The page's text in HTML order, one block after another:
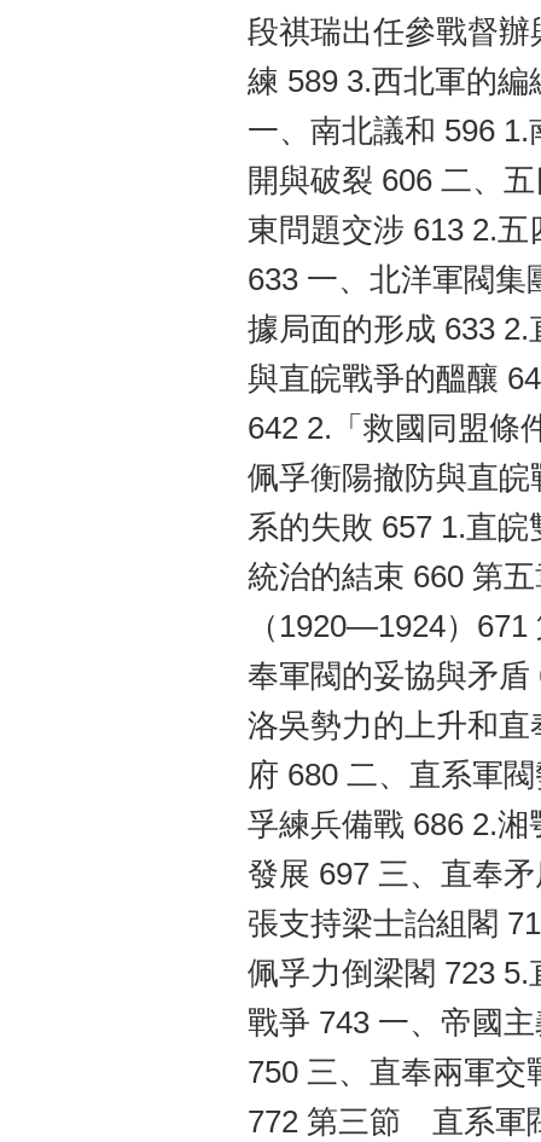
段祺瑞出任參戰督
練 589 3.西北軍的
一、南北議和 596
開與破裂 606 二、
東問題交涉 613 2.
633 一、北洋軍閥集
據局面的形成 633
與直皖戰爭的醞釀
642 2.「救國同盟條
佩孚衡陽撤防與直
系的失敗 657 1.直
統治的結束 660 第
（1920—1924）
奉軍閥的妥協與矛盾
洛吳勢力的上升和
府 680 二、直系軍
孚練兵備戰 686 2.
發展 697 三、直奉
張支持梁士詒組閣
佩孚力倒梁閣 723
戰爭 743 一、帝國
750 三、直奉兩軍交
772 第三節 直系軍